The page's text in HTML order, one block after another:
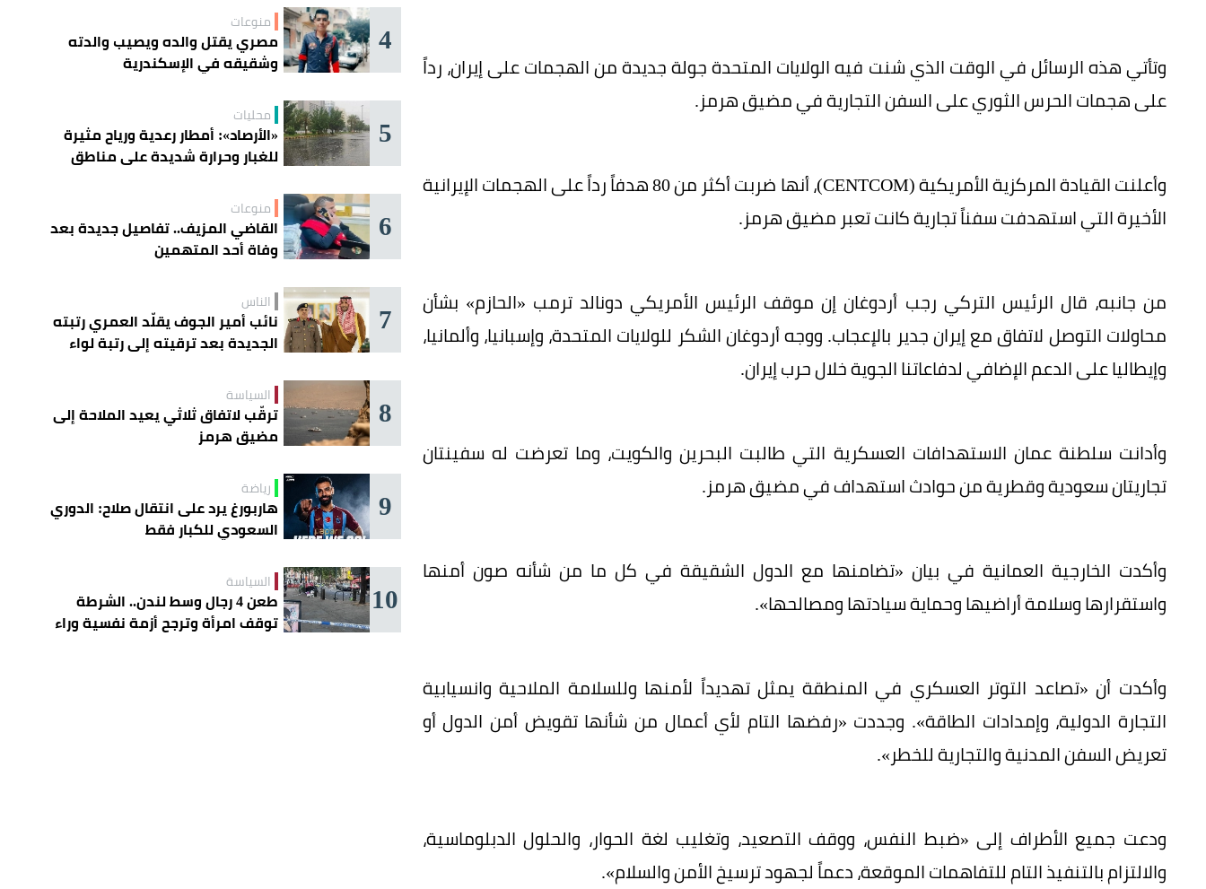
وتأتي هذه الرسائل في الوقت الذي شنت فيه الولايات المتحدة جولة جديدة من الهجمات على إيران، رداً
على هجمات الحرس الثوري على السفن التجارية في مضيق هرمز.
وأعلنت القيادة المركزية الأمريكية (CENTCOM)، أنها ضربت أكثر من 80 هدفاً رداً على الهجمات الإيرانية
الأخيرة التي استهدفت سفناً تجارية كانت تعبر مضيق هرمز.
من جانبه، قال الرئيس التركي رجب أردوغان إن موقف الرئيس الأمريكي دونالد ترمب «الحازم» بشأن
محاولات التوصل لاتفاق مع إيران جدير بالإعجاب. ووجه أردوغان الشكر للولايات المتحدة، وإسبانيا، وألمانيا،
وإيطاليا على الدعم الإضافي لدفاعاتنا الجوية خلال حرب إيران.
وأدانت سلطنة عمان الاستهدافات العسكرية التي طالبت البحرين والكويت، وما تعرضت له سفينتان
تجاريتان سعودية وقطرية من حوادث استهداف في مضيق هرمز.
وأكدت الخارجية العمانية في بيان «تضامنها مع الدول الشقيقة في كل ما من شأنه صون أمنها
واستقرارها وسلامة أراضيها وحماية سيادتها ومصالحها».
وأكدت أن «تصاعد التوتر العسكري في المنطقة يمثل تهديداً لأمنها وللسلامة الملاحية وانسيابية
التجارة الدولية، وإمدادات الطاقة». وجددت «رفضها التام لأي أعمال من شأنها تقويض أمن الدول أو
تعريض السفن المدنية والتجارية للخطر».
ودعت جميع الأطراف إلى «ضبط النفس، ووقف التصعيد، وتغليب لغة الحوار، والحلول الدبلوماسية،
والالتزام بالتنفيذ التام للتفاهمات الموقعة، دعماً لجهود ترسيخ الأمن والسلام».
4 منوعات
مصري يقتل والده ويصيب والدته
وشقيقه في الإسكندرية
5 محليات
«الأرصاد»: أمطار رعدية ورياح مثيرة
للغبار وحرارة شديدة على مناطق
6 منوعات
القاضي المزيف.. تفاصيل جديدة بعد
وفاة أحد المتهمين
7 الناس
نائب أمير الجوف يقلّد العمري رتبته
الجديدة بعد ترقيته إلى رتبة لواء
8 السياسة
ترقّب لاتفاق ثلاثي يعيد الملاحة إلى
مضيق هرمز
9 رياضة
هاربورغ يرد على انتقال صلاح: الدوري
السعودي للكبار فقط
10 السياسة
طعن 4 رجال وسط لندن.. الشرطة
توقف امرأة وترجح أزمة نفسية وراء